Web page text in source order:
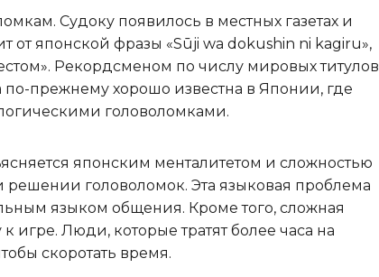
Судоку появилось в местных газетах и
от японской фразы «Sūji wa dokushin ni kagiru»,
Рекордсменом по числу мировых титулов
прежнему хорошо известна в Японии, где
головоломками.
японским менталитетом и сложностью
головоломок. Эта языковая проблема
языком общения. Кроме того, сложная
игре. Люди, которые тратят более часа на
скоротать время.